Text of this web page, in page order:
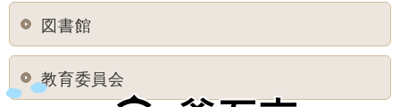
図書館
教育委員会